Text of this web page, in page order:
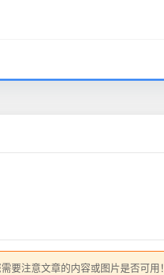
要注意文章的内容或图片是否可用！